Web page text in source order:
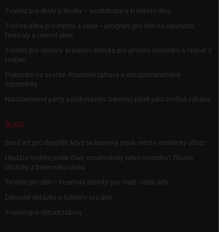
Tvoření pro školy a školky – workshopy a kreativní dílny
Tvořivá dílna pro města a obce – program pro děti na slavnosti,
festivaly a obecní akce
Tvoření pro seniory: kreativní aktivita pro jemnou motoriku a radost z
tvoření
Pískování na svatbě: Kreativní zábava a nezapomenutelné
vzpomínky
Narozeninové párty s pískováním: barevný písek jako tvořivá zábava
BLOG
Sand art pro dospělé: když se barevný písek mění v umělecký obraz
Hledáte tvoření podle čísel, omalovánky nebo mozaiku? Zkuste
obrázky z barevného písku
Tvoření pro děti – kreativní aktivity pro malé i větší děti
Děkovné obrázky a šablony pro děti
Tvoření pro dětské tábory